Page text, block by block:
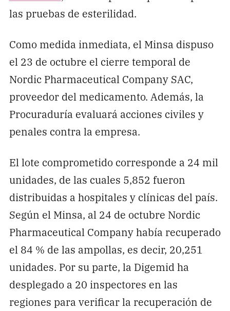
las pruebas de esterilidad.
Como medida inmediata, el Minsa dispuso
el 23 de octubre el cierre temporal de
Nordic Pharmaceutical Company SAC,
proveedor del medicamento. Además, la
Procuraduría evaluará acciones civiles y
penales contra la empresa.
El lote comprometido corresponde a 24 mil
unidades, de las cuales 5,852 fueron
distribuidas a hospitales y clínicas del país.
Según el Minsa, al 24 de octubre Nordic
Pharmaceutical Company había recuperado
el 84 % de las ampollas, es decir, 20,251
unidades. Por su parte, la Digemid ha
desplegado a 20 inspectores en las
regiones para verificar la recuperación de